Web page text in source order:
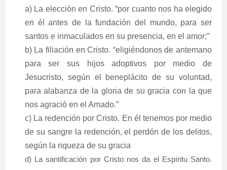
a) La elección en Cristo. “por cuanto nos ha elegido
en él antes de la fundación del mundo, para ser
santos e inmaculados en su presencia, en el amor;”
b) La filiación en Cristo. “eligiéndonos de antemano
para ser sus hijos adoptivos por medio de
Jesucristo, según el beneplácito de su voluntad,
para alabanza de la gloria de su gracia con la que
nos agració en el Amado.”
c) La redención por Cristo. En él tenemos por medio
de su sangre la redención, el perdón de los delitos,
según la riqueza de su gracia
d) La santificación por Cristo nos da el Espíritu Santo.